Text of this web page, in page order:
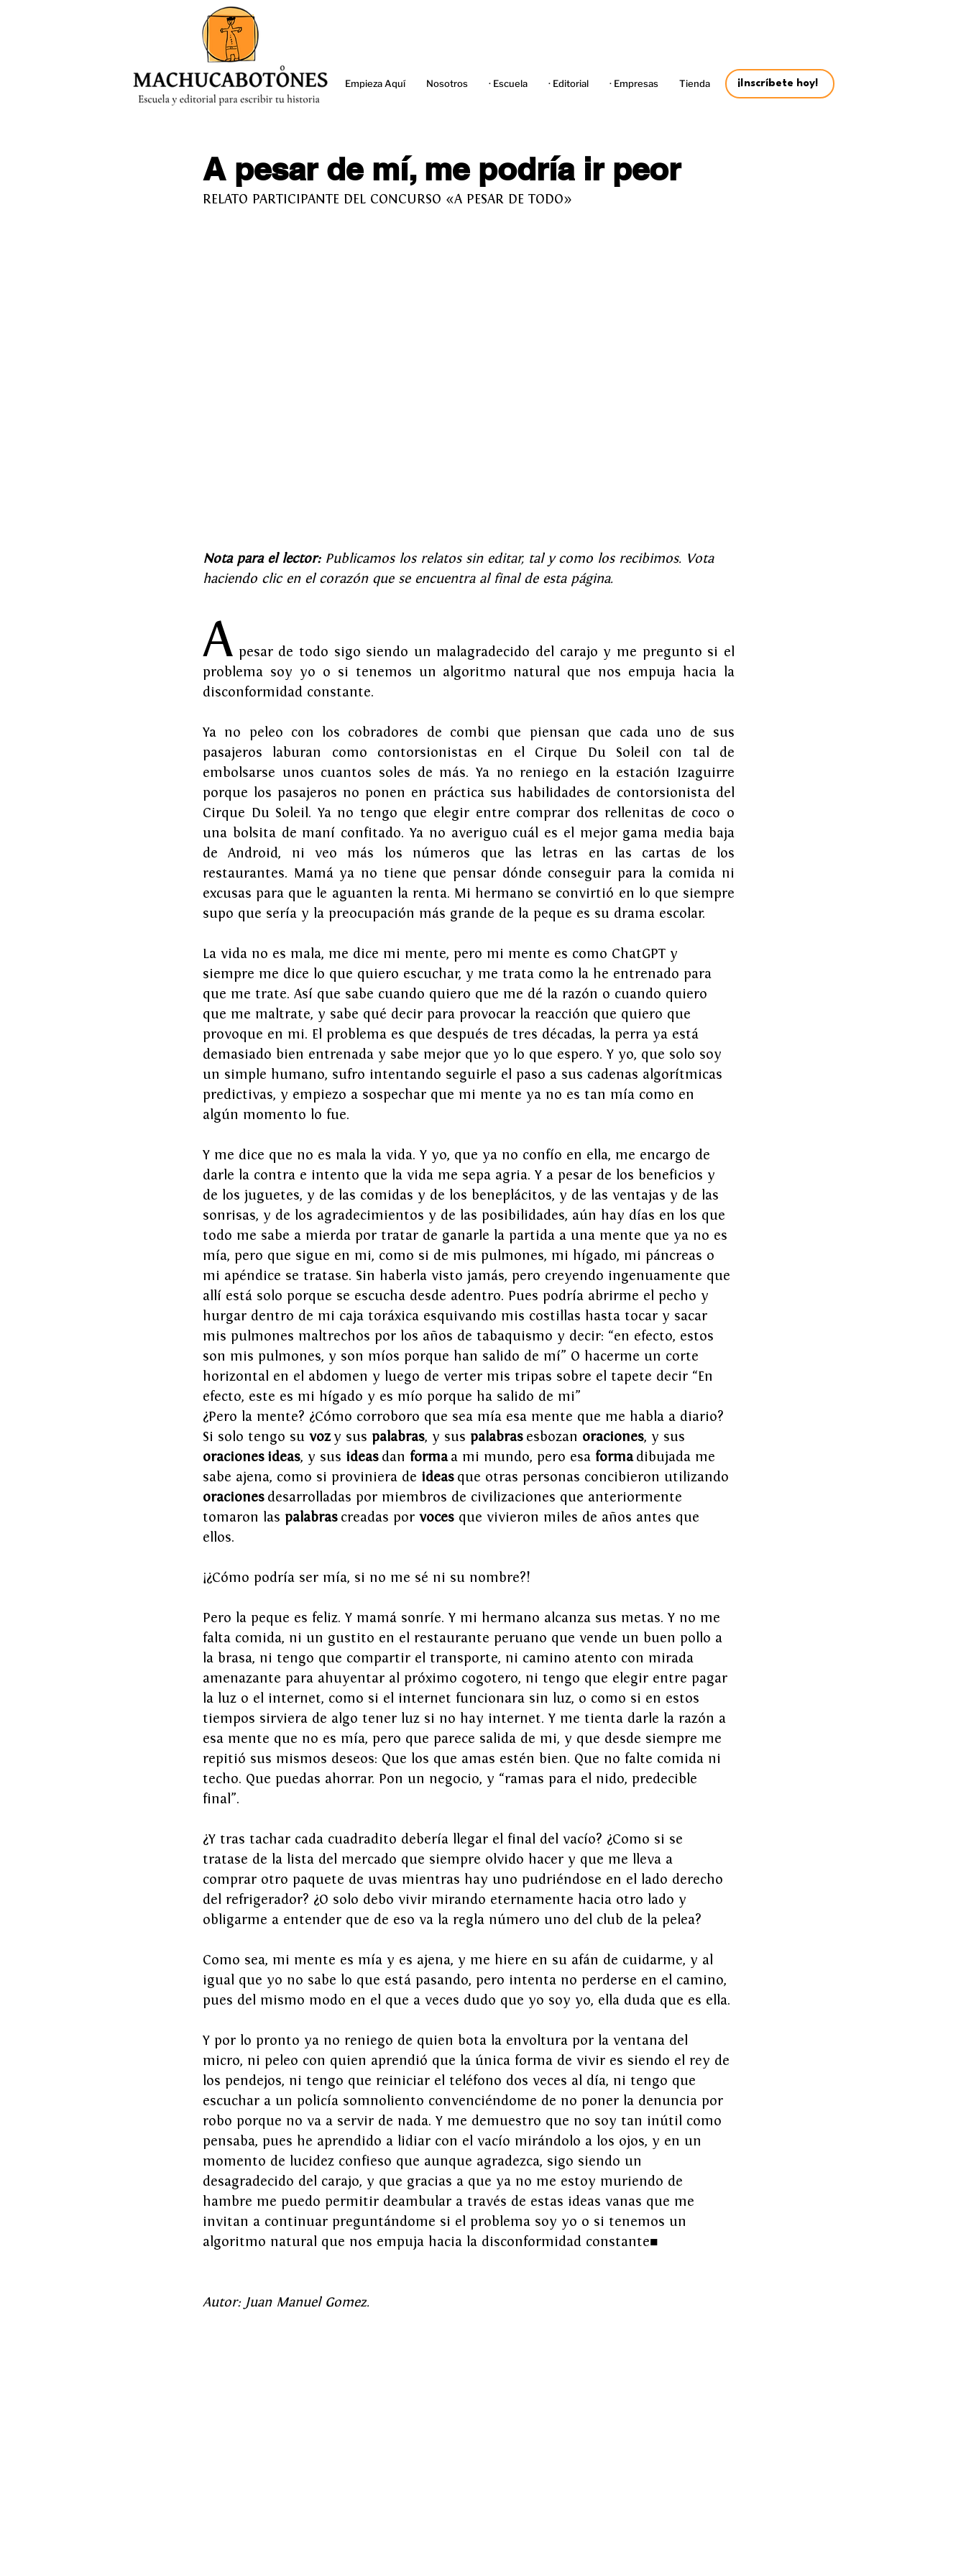
MENÚ
Empieza Aquí Nosotros · Escuela · Editorial · Empresas Tienda ¡Inscríbete hoy!
A pesar de mí, me podría ir peor
RELATO PARTICIPANTE DEL CONCURSO «A PESAR DE TODO»
Nota para el lector: Publicamos los relatos sin editar, tal y como los recibimos. Vota
haciendo clic en el corazón que se encuentra al final de esta página.
A pesar de todo sigo siendo un malagradecido del carajo y me pregunto si el
problema soy yo o si tenemos un algoritmo natural que nos empuja hacia la
disconformidad constante.
Ya no peleo con los cobradores de combi que piensan que cada uno de sus
pasajeros laburan como contorsionistas en el Cirque Du Soleil con tal de
embolsarse unos cuantos soles de más. Ya no reniego en la estación Izaguirre
porque los pasajeros no ponen en práctica sus habilidades de contorsionista del
Cirque Du Soleil. Ya no tengo que elegir entre comprar dos rellenitas de coco o
una bolsita de maní confitado. Ya no averiguo cuál es el mejor gama media baja
de Android, ni veo más los números que las letras en las cartas de los
restaurantes. Mamá ya no tiene que pensar dónde conseguir para la comida ni
excusas para que le aguanten la renta. Mi hermano se convirtió en lo que siempre
supo que sería y la preocupación más grande de la peque es su drama escolar.
La vida no es mala, me dice mi mente, pero mi mente es como ChatGPT y
siempre me dice lo que quiero escuchar, y me trata como la he entrenado para
que me trate. Así que sabe cuando quiero que me dé la razón o cuando quiero
que me maltrate, y sabe qué decir para provocar la reacción que quiero que
provoque en mi. El problema es que después de tres décadas, la perra ya está
demasiado bien entrenada y sabe mejor que yo lo que espero. Y yo, que solo soy
un simple humano, sufro intentando seguirle el paso a sus cadenas algorítmicas
predictivas, y empiezo a sospechar que mi mente ya no es tan mía como en
algún momento lo fue.
Y me dice que no es mala la vida. Y yo, que ya no confío en ella, me encargo de
darle la contra e intento que la vida me sepa agria. Y a pesar de los beneficios y
de los juguetes, y de las comidas y de los beneplácitos, y de las ventajas y de las
sonrisas, y de los agradecimientos y de las posibilidades, aún hay días en los que
todo me sabe a mierda por tratar de ganarle la partida a una mente que ya no es
mía, pero que sigue en mi, como si de mis pulmones, mi hígado, mi páncreas o
mi apéndice se tratase. Sin haberla visto jamás, pero creyendo ingenuamente que
allí está solo porque se escucha desde adentro. Pues podría abrirme el pecho y
hurgar dentro de mi caja toráxica esquivando mis costillas hasta tocar y sacar
mis pulmones maltrechos por los años de tabaquismo y decir: “en efecto, estos
son mis pulmones, y son míos porque han salido de mí” O hacerme un corte
horizontal en el abdomen y luego de verter mis tripas sobre el tapete decir “En
efecto, este es mi hígado y es mío porque ha salido de mi”
¿Pero la mente? ¿Cómo corroboro que sea mía esa mente que me habla a diario?
Si solo tengo su voz y sus palabras, y sus palabras esbozan oraciones, y sus
oraciones ideas, y sus ideas dan forma a mi mundo, pero esa forma dibujada me
sabe ajena, como si proviniera de ideas que otras personas concibieron utilizando
oraciones desarrolladas por miembros de civilizaciones que anteriormente
tomaron las palabras creadas por voces que vivieron miles de años antes que
ellos.
¡¿Cómo podría ser mía, si no me sé ni su nombre?!
Pero la peque es feliz. Y mamá sonríe. Y mi hermano alcanza sus metas. Y no me
falta comida, ni un gustito en el restaurante peruano que vende un buen pollo a
la brasa, ni tengo que compartir el transporte, ni camino atento con mirada
amenazante para ahuyentar al próximo cogotero, ni tengo que elegir entre pagar
la luz o el internet, como si el internet funcionara sin luz, o como si en estos
tiempos sirviera de algo tener luz si no hay internet. Y me tienta darle la razón a
esa mente que no es mía, pero que parece salida de mi, y que desde siempre me
repitió sus mismos deseos: Que los que amas estén bien. Que no falte comida ni
techo. Que puedas ahorrar. Pon un negocio, y “ramas para el nido, predecible
final”.
¿Y tras tachar cada cuadradito debería llegar el final del vacío? ¿Como si se
tratase de la lista del mercado que siempre olvido hacer y que me lleva a
comprar otro paquete de uvas mientras hay uno pudriéndose en el lado derecho
del refrigerador? ¿O solo debo vivir mirando eternamente hacia otro lado y
obligarme a entender que de eso va la regla número uno del club de la pelea?
Como sea, mi mente es mía y es ajena, y me hiere en su afán de cuidarme, y al
igual que yo no sabe lo que está pasando, pero intenta no perderse en el camino,
pues del mismo modo en el que a veces dudo que yo soy yo, ella duda que es ella.
Y por lo pronto ya no reniego de quien bota la envoltura por la ventana del
micro, ni peleo con quien aprendió que la única forma de vivir es siendo el rey de
los pendejos, ni tengo que reiniciar el teléfono dos veces al día, ni tengo que
escuchar a un policía somnoliento convenciéndome de no poner la denuncia por
robo porque no va a servir de nada. Y me demuestro que no soy tan inútil como
pensaba, pues he aprendido a lidiar con el vacío mirándolo a los ojos, y en un
momento de lucidez confieso que aunque agradezca, sigo siendo un
desagradecido del carajo, y que gracias a que ya no me estoy muriendo de
hambre me puedo permitir deambular a través de estas ideas vanas que me
invitan a continuar preguntándome si el problema soy yo o si tenemos un
algoritmo natural que nos empuja hacia la disconformidad constante■
Autor: Juan Manuel Gomez.